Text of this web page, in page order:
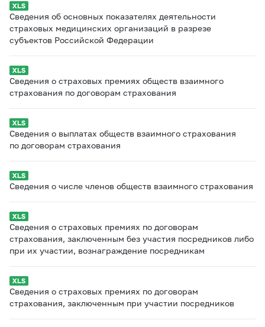
Сведения об основных показателях деятельности
страховых медицинских организаций в разрезе
субъектов Российской Федерации
Сведения о страховых премиях обществ взаимного
страхования по договорам страхования
Сведения о выплатах обществ взаимного страхования
по договорам страхования
Сведения о числе членов обществ взаимного страхования
Сведения о страховых премиях по договорам
страхования, заключенным без участия посредников либо
при их участии, вознаграждение посредникам
Сведения о страховых премиях по договорам
страхования, заключенным при участии посредников